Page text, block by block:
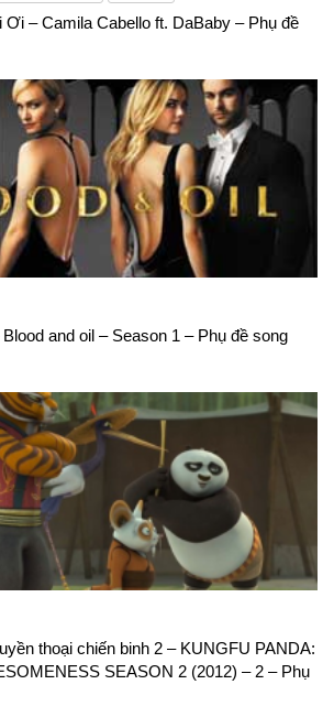
– Camila Cabello ft. DaBaby – Phụ đề
and oil – Season 1 – Phụ đề song
thoại chiến binh 2 – KUNGFU PANDA:
SEASON 2 (2012) – 2 – Phụ